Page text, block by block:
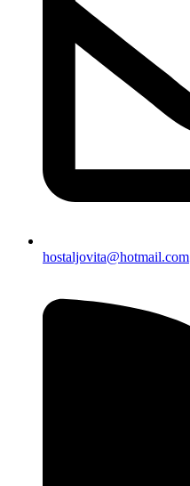
hostaljovita@hotmail.com